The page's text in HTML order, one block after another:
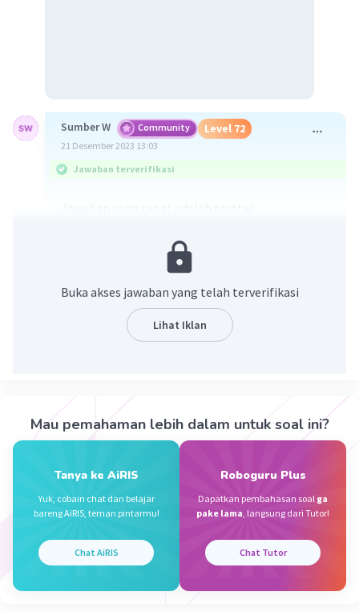
Sumber W Community Level 72
21 Desember 2023 13:03
Jawaban terverifikasi
Batang berongga biasanya dimiliki oleh
tumbuhan yang hidup air (hidrofit). Batang
berongga fungsinya untuk saluran udara untuk
respirasi dan supaya dapat mengapung di air.
Contoh Tumbuhan yang memiliki batang
Eceng gondok
Beri Rating·0.0 Balas
Kevin L Level 87
21 Desember 2023 13:11
Jawaban terverifikasi
Tumbuhan yang memiliki batang berongga adalah
Buka akses jawaban yang telah terverifikasi
Lihat Iklan
Mau pemahaman lebih dalam untuk soal ini?
Tanya ke AiRIS
Yuk, cobain chat dan belajar
bareng AiRIS, teman pintarmu!
Chat AiRIS
Roboguru Plus
Dapatkan pembahasan soal ga
pake lama, langsung dari Tutor!
Chat Tutor